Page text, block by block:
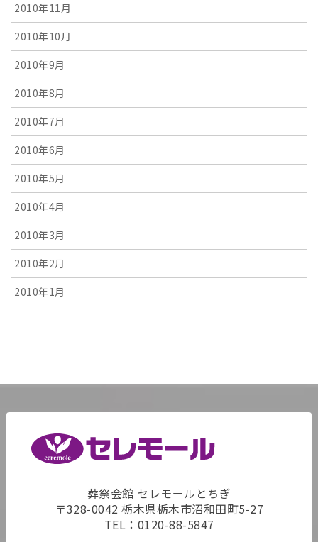
2010年11月
2010年10月
2010年9月
2010年8月
2010年7月
2010年6月
2010年5月
2010年4月
2010年3月
2010年2月
2010年1月
葬祭会館 セレモールとちぎ
〒328-0042 栃木県栃木市沼和田町5-27
TEL： 0120-88-5847